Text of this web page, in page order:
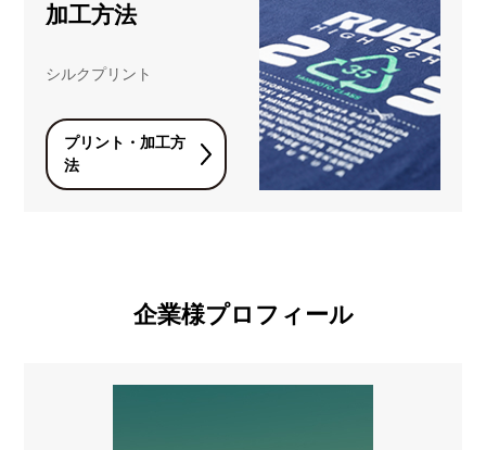
加工方法
シルクプリント
プリント・加工方
法
企業様プロフィール